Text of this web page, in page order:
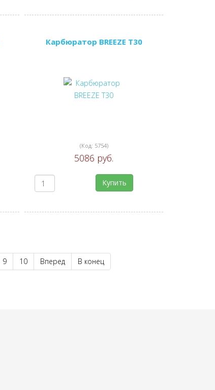
Карбюратор BREEZE T30
(Код: 5754)
5086 руб.
Купить
9 10 Вперед В конец